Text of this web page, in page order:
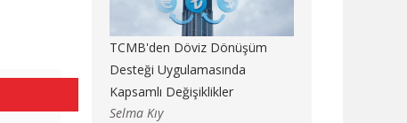
TCMB'den Döviz Dönüşüm
Desteği Uygulamasında
Kapsamlı Değişiklikler
Selma Kıy